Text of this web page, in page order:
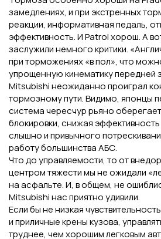
замедлениях, и при экстренных
реакции, информативная педаль,
эффективность. И Patrol хорош. А
заслужили немного критики.
при торможениях «в пол», что
упрощенную кинематику передней
Mitsubishi неожиданно проиграл
тормозному пути. Видимо, японцы
система чересчур рьяно
блокировки, снижая
слышно и привычного
работу большинства АБС.
Что до управляемости, то от
центром тяжести мы не ожидали
на асфальте. И, в общем, не
Mitsubishi нас приятно удивили.
Если бы не низкая
и приличные крены кузова,
труднее, чем хорошим легковым